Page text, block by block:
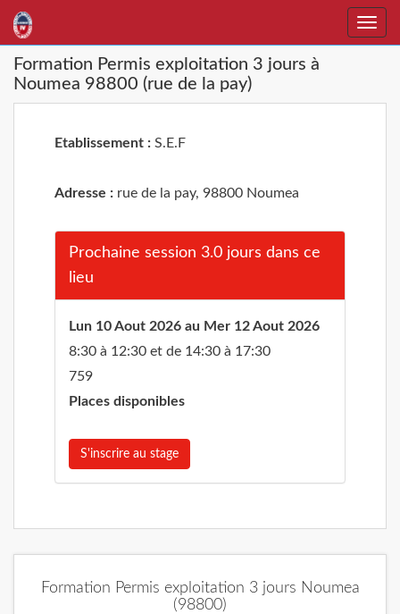
Toggle
Formation Permis exploitation 3 jours à
Noumea 98800 (rue de la pay)
Etablissement : S.E.F
Adresse : rue de la pay, 98800 Noumea
Prochaine session 3.0 jours dans ce
lieu
Lun 10 Aout 2026 au Mer 12 Aout 2026
8:30 à 12:30 et de 14:30 à 17:30
759
Places disponibles
S'inscrire au stage
Formation Permis exploitation 3 jours Noumea
(98800)